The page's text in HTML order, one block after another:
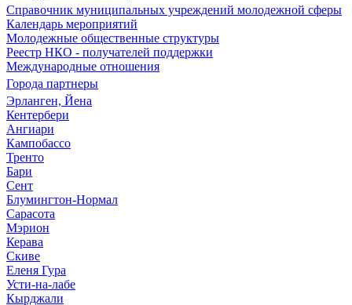
Справочник муниципальных учреждений молодежной сферы
Календарь мероприятий
Молодежные общественные структуры
Реестр НКО - получателей поддержки
Международные отношения
Города партнеры
Эрланген, Йена
Кентербери
Ангиари
Кампобассо
Тренто
Бари
Сент
Блумингтон-Нормал
Сарасота
Мэрион
Керава
Скиве
Еленя Гура
Усти-на-лабе
Кырджали